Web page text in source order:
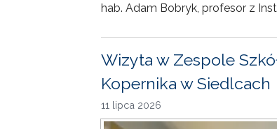
hab. Adam Bobryk, profesor z
Wizyta w Zespole
Kopernika w Siedlcach
11 lipca 2026